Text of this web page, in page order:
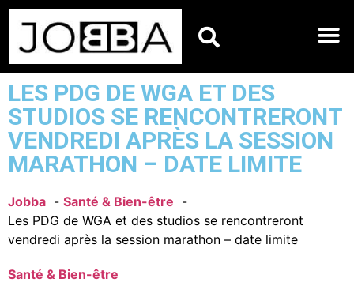
LES PDG DE WGA ET DES
STUDIOS SE RENCONTRERONT
VENDREDI APRÈS LA SESSION
MARATHON – DATE LIMITE
Jobba
Santé & Bien-être
Les PDG de WGA et des studios se rencontreront
vendredi après la session marathon – date limite
Santé & Bien-être